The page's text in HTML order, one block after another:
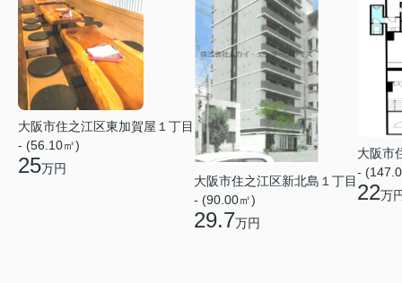
大阪市住之江区東加賀屋１丁目
- (56.10㎡)
25万円
大阪市住之江区新北島１丁目
- (90.00㎡)
29.7万円
大阪市
-
22万